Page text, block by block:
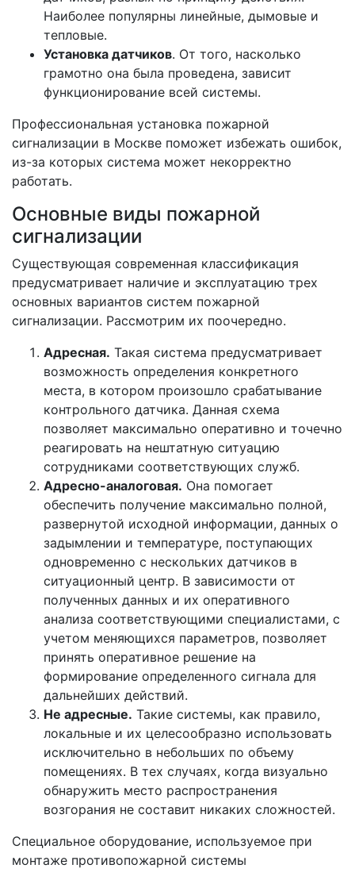
Наиболее популярны линейные, дымовые и
тепловые.
Установка датчиков. От того, насколько
грамотно она была проведена, зависит
функционирование всей системы.
Профессиональная установка пожарной
сигнализации в Москве поможет избежать ошибок,
из-за которых система может некорректно
работать.
Основные виды пожарной
сигнализации
Существующая современная классификация
предусматривает наличие и эксплуатацию трех
основных вариантов систем пожарной
сигнализации. Рассмотрим их поочередно.
Адреcная. Такая система предусматривает
возможность определения конкретного
места, в котором произошло срабатывание
контрольного датчика. Данная схема
позволяет максимально оперативно и точечно
реагировать на нештатную ситуацию
сотрудниками соответствующих служб.
Адресно-аналоговая. Она помогает
обеспечить получение максимально полной,
развернутой исходной информации, данных о
задымлении и температуре, поступающих
одновременно с нескольких датчиков в
ситуационный центр. В зависимости от
полученных данных и их оперативного
анализа соответствующими специалистами, с
учетом меняющихся параметров, позволяет
принять оперативное решение на
формирование определенного сигнала для
дальнейших действий.
Не адресные. Такие системы, как правило,
локальные и их целесообразно использовать
исключительно в небольших по объему
помещениях. В тех случаях, когда визуально
обнаружить место распространения
возгорания не составит никаких сложностей.
Специальное оборудование, используемое при
монтаже противопожарной системы